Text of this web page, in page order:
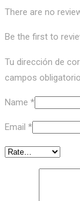
There are no
Be the first to
Tu dirección de
campos
Name *
Email *